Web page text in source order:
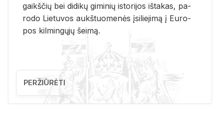
gaikš­čių bei di­di­kų gi­mi­nių is­to­ri­jos iš­ta­kas, pa­
ro­do Lie­tu­vos aukš­tuo­me­nės įsi­lie­ji­mą į Eu­ro­
pos kil­min­gų­jų šei­mą.
PERŽIŪRĖTI